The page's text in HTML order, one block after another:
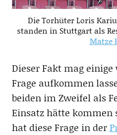
Die Torhüter Loris
standen in Stuttgart als
Matze
Dieser Fakt mag
Frage aufkommen
beiden im Zweifel als
Einsatz hätte kommen
hat diese Frage in der